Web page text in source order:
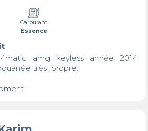
Carburant
Essence
amg keyless année 2014
très  propre.